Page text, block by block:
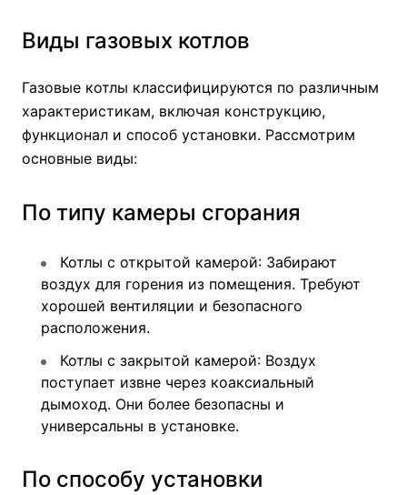
Виды газовых котлов
Газовые котлы классифицируются по различным
характеристикам, включая конструкцию,
функционал и способ установки. Рассмотрим
основные виды:
По типу камеры сгорания
Котлы с открытой камерой: Забирают
воздух для горения из помещения. Требуют
хорошей вентиляции и безопасного
расположения.
Котлы с закрытой камерой: Воздух
поступает извне через коаксиальный
дымоход. Они более безопасны и
универсальны в установке.
По способу установки